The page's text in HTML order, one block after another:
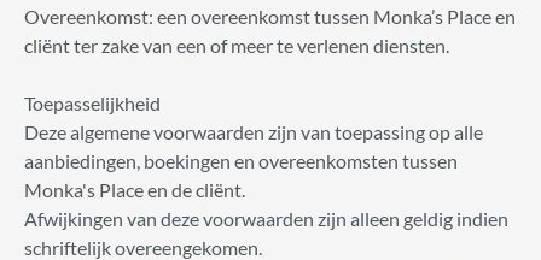
Overeenkomst: een overeenkomst tussen Monka’s Place en
cliënt ter zake van een of meer te verlenen diensten.
Toepasselijkheid
Deze algemene voorwaarden zijn van toepassing op alle
aanbiedingen, boekingen en overeenkomsten tussen
Monka's Place en de cliënt.
Afwijkingen van deze voorwaarden zijn alleen geldig indien
schriftelijk overeengekomen.